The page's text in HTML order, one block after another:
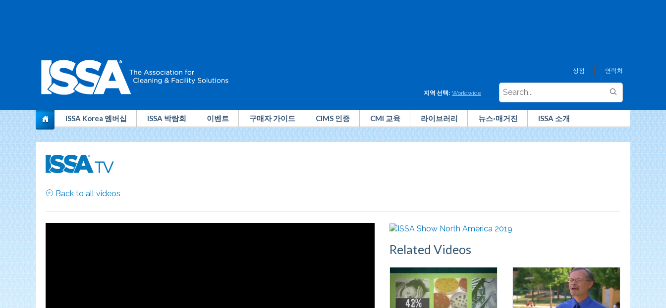
전
청
산
ISSA Korea 멤버십 ISSA 박람회 이벤트 구매자 가이드 CIMS 인증 CMI 교육 라이브러리 뉴스·매거진 ISSA 소개
상점 연락처
지역 선택: Worldwide
Back to all videos
Related Videos